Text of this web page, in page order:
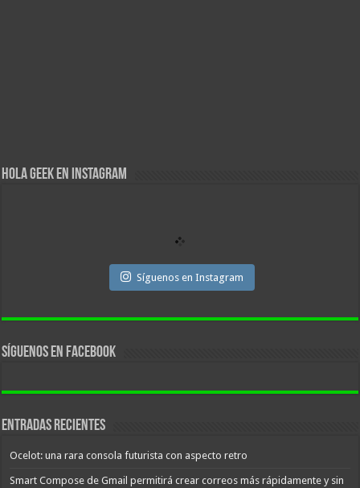
Hola Geek en Instagram
Síguenos en Instagram
Síguenos en facebook
Entradas recientes
Ocelot: una rara consola futurista con aspecto retro
Smart Compose de Gmail permitirá crear correos más rápidamente y sin